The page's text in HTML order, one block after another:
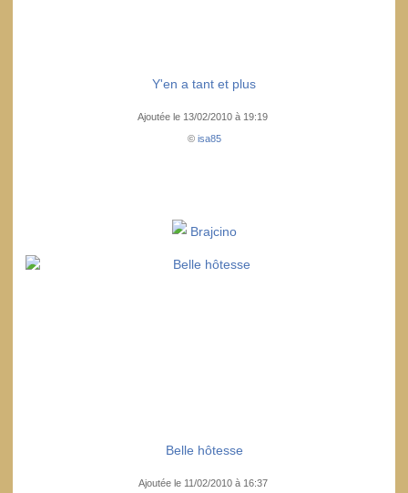
Y'en a tant et plus
Ajoutée le 13/02/2010 à 19:19
© isa85
Brajcino
Belle hôtesse
Ajoutée le 11/02/2010 à 16:37